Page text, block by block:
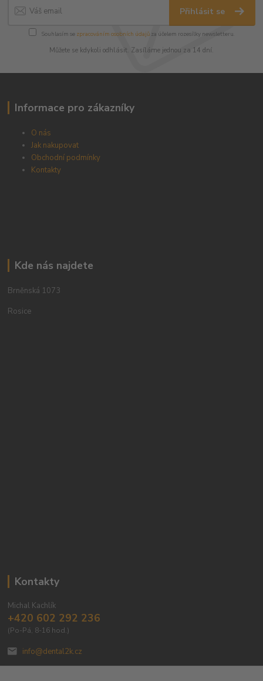
Přihlásit se
Souhlasím se zpracováním osobních údajůza účelem rozesílky newsletteru.
Můžete se kdykoli odhlásit. Zasíláme jednou za 14 dní.
Informace pro zákazníky
O nás
Jak nakupovat
Obchodní podmínky
Kontakty
Kde nás najdete
Brněnská 1073
Rosice
Kontakty
Michal Kachlík
+420 602 292 236
(Po-Pá, 8-16 hod.)
info@dental2k.cz